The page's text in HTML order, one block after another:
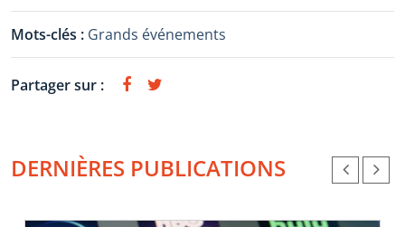
Mots-clés : Grands événements
Partager sur :
DERNIÈRES PUBLICATIONS